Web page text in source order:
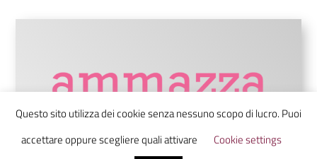
Questo sito utilizza dei cookie senza nessuno scopo di lucro. Puoi
accettare oppure scegliere quali attivare
Cookie settings